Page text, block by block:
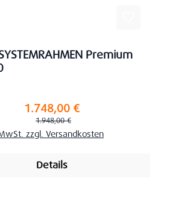
Premium
1.748,00 €
Regulärer Preis:
1.948,00 €
zzgl. Versandkosten
Details